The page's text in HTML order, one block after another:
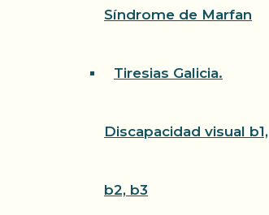
Síndrome de Marfan
Tiresias Galicia.
Discapacidad visual b1,
b2, b3